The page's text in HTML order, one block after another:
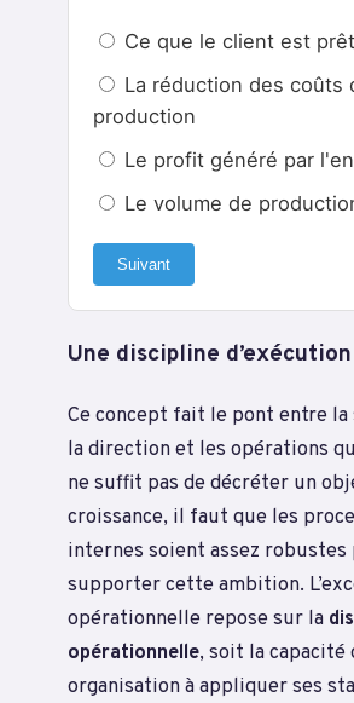
Ce que le client est
La réduction des coûts
production
Le profit généré par
Le volume de
Suivant
Une discipline d’exécution
Ce concept fait le pont entre
la direction et les opérations
ne suffit pas de décréter un
croissance, il faut que les
internes soient assez robustes
supporter cette ambition.
opérationnelle repose sur la
opérationnelle, soit la capacité
organisation à appliquer ses